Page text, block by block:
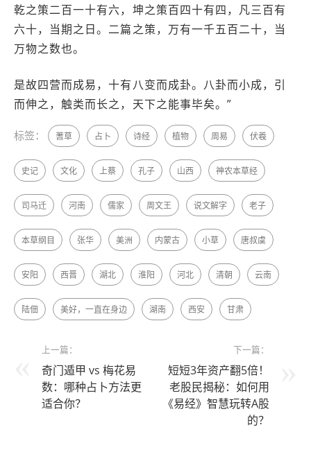
乾之策二百一十有六，坤之策百四十有四，凡三百有
六十，当期之日。二篇之策，万有一千五百二十，当
万物之数也。
是故四营而成易，十有八变而成卦。八卦而小成，引
而伸之，触类而长之，天下之能事毕矣。”
标签： 蓍草 占卜 诗经 植物 周易 伏羲
史记 文化 上蔡 孔子 山西 神农本草经
司马迁 河南 儒家 周文王 说文解字 老子
本草纲目 张华 美洲 内蒙古 小草 唐叔虞
安阳 西晋 湖北 淮阳 河北 清朝 云南
陆佃 美好，一直在身边 湖南 西安 甘肃
上一篇：
奇门遁甲 vs 梅花易
数：哪种占卜方法更
适合你？
下一篇：
短短3年资产翻5倍！
老股民揭秘：如何用
《易经》智慧玩转A股
的？